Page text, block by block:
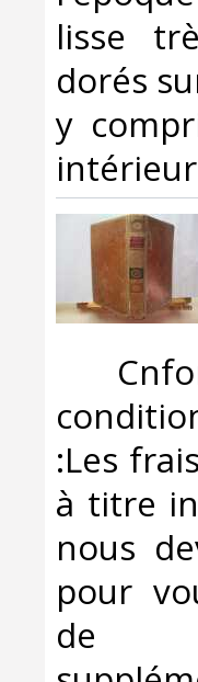
lisse
dorés
y
:Les
à titre
nous
pour
de